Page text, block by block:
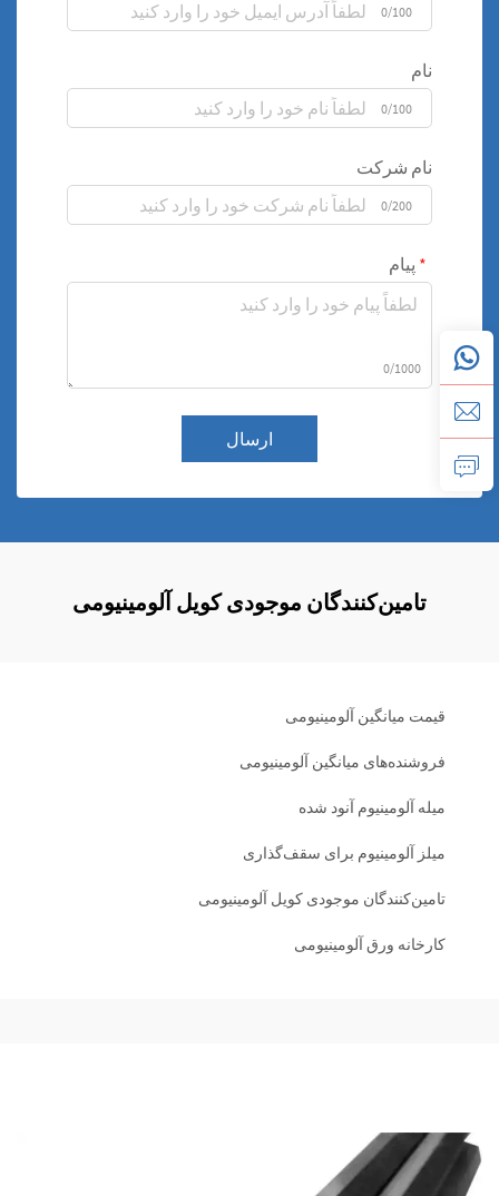
0/100
نام
0/100
نام شرکت
0/200
پیام
0/1000
ارسال
تامین‌کنندگان موجودی کویل آلومینیومی
قیمت میانگین آلومینیومی
فروشنده‌های میانگین آلومینیومی
میله آلومینیوم آنود شده
میلز آلومینیوم برای سقف‌گذاری
تامین‌کنندگان موجودی کویل آلومینیومی
کارخانه ورق آلومینیومی